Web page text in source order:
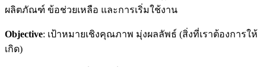
ผลิตภัณฑ์ ข้อช่วยเหลือ และการเริ่มใช้งาน
Objective: เป้าหมายเชิงคุณภาพ มุ่งผลลัพธ์ (สิ่งที่เราต้องการให้
เกิด)